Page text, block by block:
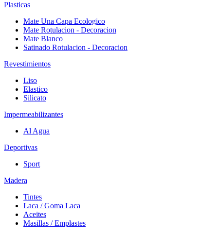
Plasticas
Mate Una Capa Ecologico
Mate Rotulacion - Decoracion
Mate Blanco
Satinado Rotulacion - Decoracion
Revestimientos
Liso
Elastico
Silicato
Impermeabilizantes
Al Agua
Deportivas
Sport
Madera
Tintes
Laca / Goma Laca
Aceites
Masillas / Emplastes